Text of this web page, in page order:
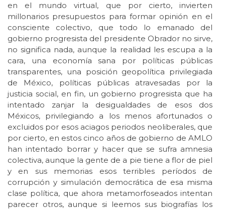
en el mundo virtual, que por cierto, invierten
millonarios presupuestos para formar opinión en el
consciente colectivo, que todo lo emanado del
gobierno progresista del presidente Obrador no sirve,
no significa nada, aunque la realidad les escupa a la
cara, una economía sana por políticas públicas
transparentes, una posición geopolítica privilegiada
de México, políticas públicas atravesadas por la
justicia social, en fin, un gobierno progresista que ha
intentado zanjar la desigualdades de esos dos
Méxicos, privilegiando a los menos afortunados o
excluidos por esos aciagos periodos neoliberales, que
por cierto, en estos cinco años de gobierno de AMLO
han intentado borrar y hacer que se sufra amnesia
colectiva, aunque la gente de a pie tiene a flor de piel
y en sus memorias esos terribles períodos de
corrupción y simulación democrática de esa misma
clase política, que ahora metamorfoseados intentan
parecer otros, aunque si leemos sus biografías los